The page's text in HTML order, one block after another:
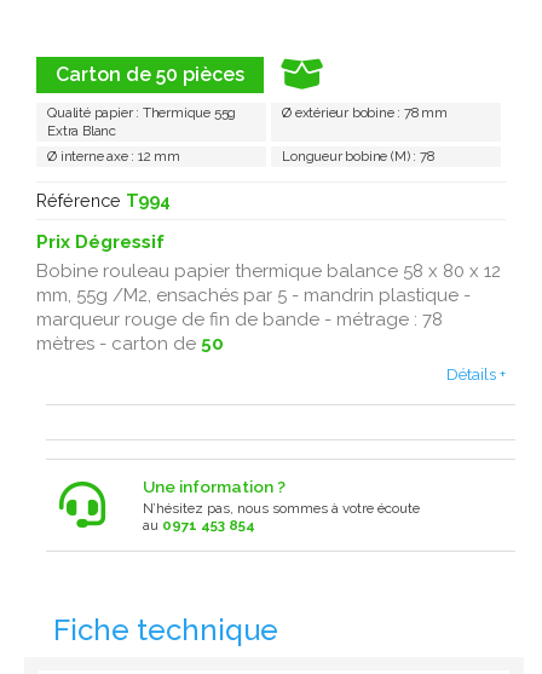
Carton de 50 pièces
Qualité papier : Thermique 55g
Extra Blanc
Ø extérieur bobine : 78 mm
Ø interne axe : 12 mm Longueur bobine (M) : 78
Référence T994
Prix Dégressif
Bobine rouleau papier thermique balance 58 x 80 x 12
mm, 55g /M2, ensachés par 5 - mandrin plastique -
marqueur rouge de fin de bande - métrage : 78
mètres - carton de 50
Détails +
Une information ?
N’hésitez pas, nous sommes à votre écoute
au 0971 453 854
Fiche technique